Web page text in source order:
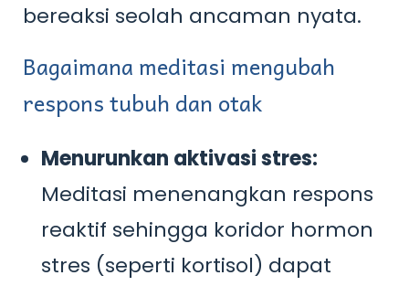
bereaksi seolah ancaman nyata.
Bagaimana meditasi mengubah
respons tubuh dan otak
Menurunkan aktivasi stres:
Meditasi menenangkan respons
reaktif sehingga koridor hormon
stres (seperti kortisol) dapat